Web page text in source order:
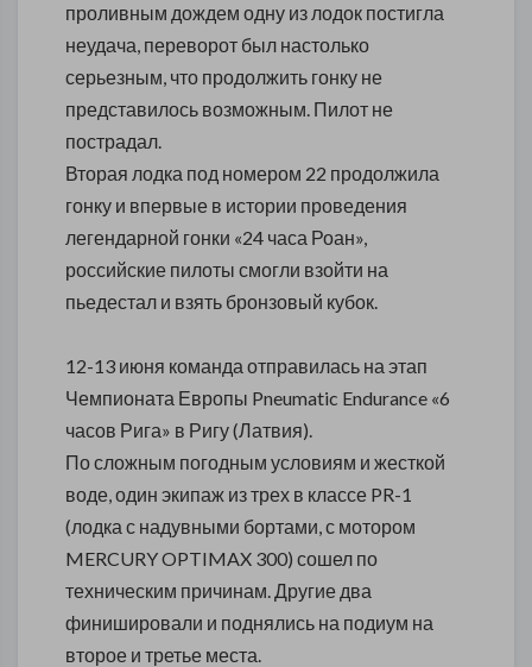
проливным дождем одну из лодок постигла
неудача, переворот был настолько
серьезным, что продолжить гонку не
представилось возможным. Пилот не
пострадал.
Вторая лодка под номером 22 продолжила
гонку и впервые в истории проведения
легендарной гонки «24 часа Роан»,
российские пилоты смогли взойти на
пьедестал и взять бронзовый кубок.
12-13 июня команда отправилась на этап
Чемпионата Европы Pneumatic Endurance «6
часов Рига» в Ригу (Латвия).
По сложным погодным условиям и жесткой
воде, один экипаж из трех в классе PR-1
(лодка с надувными бортами, с мотором
MERCURY OPTIMAX 300) сошел по
техническим причинам. Другие два
финишировали и поднялись на подиум на
второе и третье места.